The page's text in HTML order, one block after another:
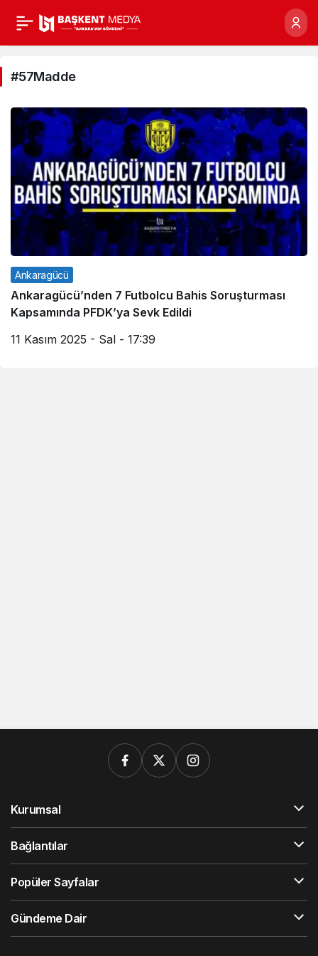
#57Madde
Haberleri
#57Madde
Ankaragücü
Ankaragücü’nden 7 Futbolcu Bahis Soruşturması
Kapsamında PFDK’ya Sevk Edildi
11 Kasım 2025 - Sal - 17:39
Kurumsal
Bağlantılar
Popüler Sayfalar
Gündeme Dair